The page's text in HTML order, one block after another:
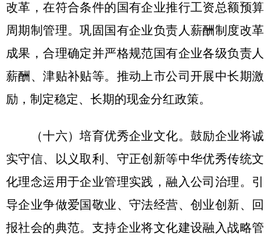
改革，在符合条件的国有企业推行工资总额预算
周期制管理。巩固国有企业负责人薪酬制度改革
成果，合理确定并严格规范国有企业各级负责人
薪酬、津贴补贴等。推动上市公司开展中长期激
励，制定稳定、长期的现金分红政策。
（十六）培育优秀企业文化。鼓励企业将诚
实守信、以义取利、守正创新等中华优秀传统文
化理念运用于企业管理实践，融入公司治理。引
导企业争做爱国敬业、守法经营、创业创新、回
报社会的典范。支持企业将文化建设融入战略管